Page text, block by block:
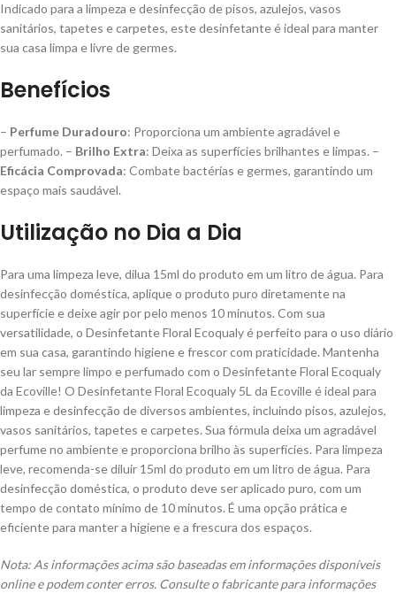
Indicado para a limpeza e desinfecção de pisos, azulejos, vasos
sanitários, tapetes e carpetes, este desinfetante é ideal para manter
sua casa limpa e livre de germes.
Benefícios
– Perfume Duradouro: Proporciona um ambiente agradável e
perfumado. – Brilho Extra: Deixa as superfícies brilhantes e limpas. –
Eficácia Comprovada: Combate bactérias e germes, garantindo um
espaço mais saudável.
Utilização no Dia a Dia
Para uma limpeza leve, dilua 15ml do produto em um litro de água. Para
desinfecção doméstica, aplique o produto puro diretamente na
superfície e deixe agir por pelo menos 10 minutos. Com sua
versatilidade, o Desinfetante Floral Ecoqualy é perfeito para o uso diário
em sua casa, garantindo higiene e frescor com praticidade. Mantenha
seu lar sempre limpo e perfumado com o Desinfetante Floral Ecoqualy
da Ecoville! O Desinfetante Floral Ecoqualy 5L da Ecoville é ideal para
limpeza e desinfecção de diversos ambientes, incluindo pisos, azulejos,
vasos sanitários, tapetes e carpetes. Sua fórmula deixa um agradável
perfume no ambiente e proporciona brilho às superfícies. Para limpeza
leve, recomenda-se diluir 15ml do produto em um litro de água. Para
desinfecção doméstica, o produto deve ser aplicado puro, com um
tempo de contato mínimo de 10 minutos. É uma opção prática e
eficiente para manter a higiene e a frescura dos espaços.
Nota: As informações acima são baseadas em informações disponíveis
online e podem conter erros. Consulte o fabricante para informações